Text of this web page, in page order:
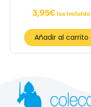
3,95€ Iva Incluido
Añadir al carrito